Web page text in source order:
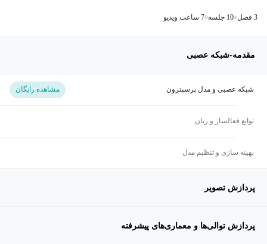
3 فصل 10 جلسه 7 ساعت ویدیو
مقدمه-شبکه عصبی
شبکه عصبی و مدل پرسپترون مشاهده رایگان
توابع فعالساز و زیان
بهینه سازی و تنظیم مدل
پردازش تصویر
پردازش توالی‌ها و معماری‌های پیشرفته